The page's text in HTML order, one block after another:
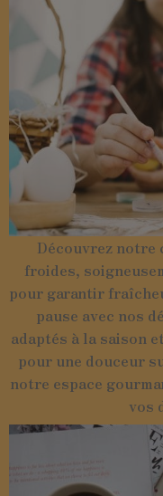
Découvrez notre
froides,
pour garantir
pause avec nos
adaptés à la saison
pour une douceur
notre espace
vos